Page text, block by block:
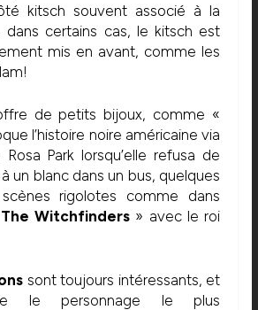
kitsch souvent associé à la
dans certains cas, le kitsch est
mis en avant, comme les
de petits bijoux, comme «
l’histoire noire américaine via
Rosa Park lorsqu’elle refusa de
un blanc dans un bus, quelques
rigolotes comme dans
The Witchfinders » avec le roi
sont toujours intéressants, et
le personnage le plus